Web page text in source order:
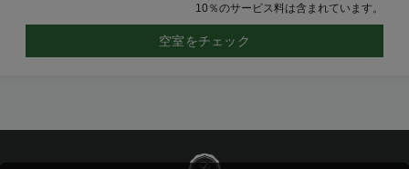
10％のサービス料は含まれています。
空室をチェック